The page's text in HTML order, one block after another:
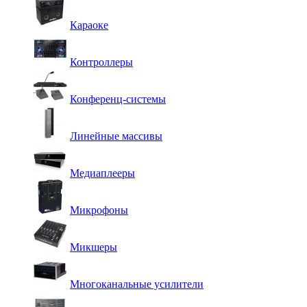
Караоке
Контроллеры
Конференц-системы
Линейные массивы
Медиаплееры
Микрофоны
Микшеры
Многоканальные усилители